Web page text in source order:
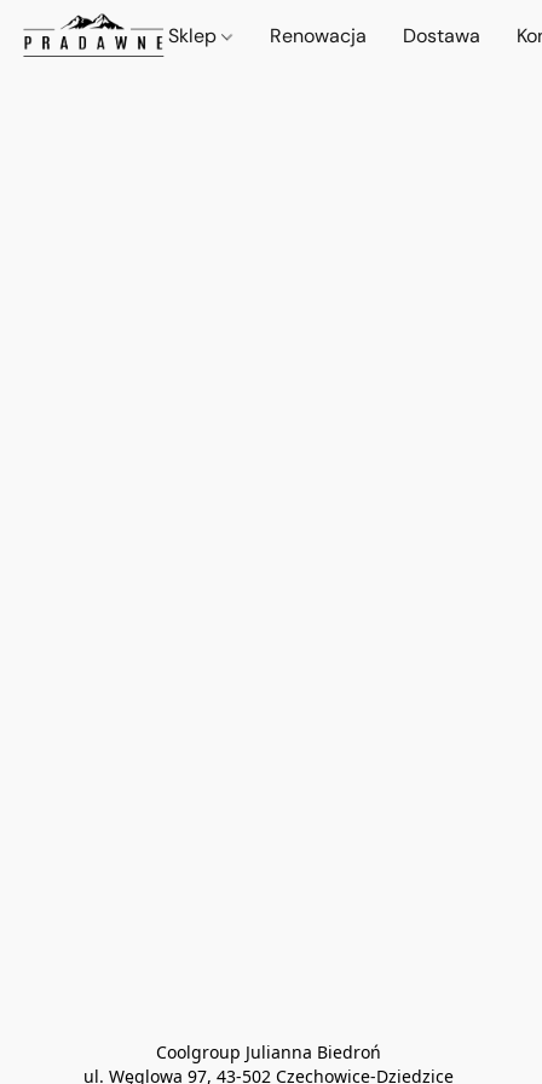
Sklep Renowacja Dostawa
Coolgroup Julianna Biedroń
ul. Węglowa 97, 43-502 Czechowice-Dziedzice